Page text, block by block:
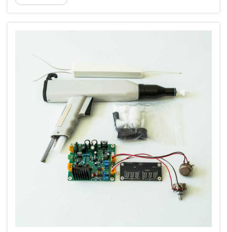
mencapai kecekapan pemindahan sehingga 90% dengan mengecas